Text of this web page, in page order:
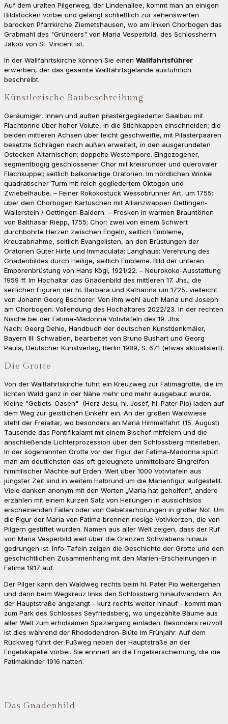
Auf dem uralten Pilgerweg, der Lindenallee, kommt man an einigen
Bildstöcken vorbei und gelangt schließlich zur sehenswerten
barocken Pfarrkirche Ziemetshausen, wo am linken Chorbogen das
Grabmahl des "Gründers" von Maria Vesperbild, des Schlossherrn
Jakob von St. Vincent ist.
In der Wallfahrtskirche können Sie einen Wallfahrtsführer
erwerben, der das gesamte Wallfahrtsgelände ausführlich
beschreibt.
Künstlerische Baubeschreibung
Geräumiger, innen und außen pilastergegliederter Saalbau mit
Flachtonne über hoher Volute, in die Stichkappen einschneiden; die
beiden mittleren Achsen über leicht geschweifte, mit Pilasterpaaren
besetzte Schrägen nach außen erweitert, in den ausgerundeten
Ostecken Altarnischen; doppelte Westempore. Eingezogener,
segmentbogig geschlossener Chor mit kreisrunder und querovaler
Flachkuppel; seitlich balkonartige Oratorien. Im nördlichen Winkel
quadratischer Turm mit reich gegliedertem Oktogon und
Zwiebelhaube. – Feiner Rokokostuck Wessobrunner Art, um 1755;
über dem Chorbogen Kartuschen mit Allianzwappen Oettingen-
Wallerstein / Oettingen-Baldern. – Fresken in warmen Brauntönen
von Balthasar Riepp, 1755; Chor: zwei von einem Schwert
durchbohrte Herzen zwischen Engeln, seitlich Embleme,
Kreuzabnahme, seitlich Evangelisten, an den Brüstungen der
Oratorien Guter Hirte und Immaculata; Langhaus: Verehrung des
Gnadenbildes durch Heilige, seitlich Embleme. Bild der unteren
Emporenbrüstung von Hans Kögl, 1921/22. – Neurokoko-Ausstattung
1959 ff. Im Hochaltar das Gnadenbild des mittleren 17. Jhs.; die
seitlichen Figuren der hl. Barbara und Katharina um 1725, vielleicht
von Johann Georg Bschorer. Von ihm wohl auch Maria und Joseph
am Chorbogen. Vollendung des Hochaltares 2022/23. In der rechten
Nische bei der Fatima-Madonna Votivtafeln des 19. Jhs.
Nach: Georg Dehio, Handbuch der deutschen Kunstdenkmäler,
Bayern III: Schwaben, bearbeitet von Bruno Bushart und Georg
Paula, Deutscher Kunstverlag, Berlin 1989, S. 671 (etwas aktualisiert).
Die Grotte
Von der Wallfahrtskirche führt ein Kreuzweg zur Fatimagrotte, die im
lichten Wald ganz in der Nähe mehr und mehr ausgebaut wurde.
Kleine "Gebets-Oasen" (Herz Jesu, hl. Josef, hl. Pater Pio) laden auf
dem Weg zur geistlichen Einkehr ein. An der großen Waldwiese
steht der Freialtar, wo besonders an Mariä Himmelfahrt (15. August)
Tausende das Pontifikalamt mit einem Bischof mitfeiern und die
anschließende Lichterprozession über den Schlossberg miterleben.
In der sogenannten Grotte vor der Figur der Fatima-Madonna spürt
man am deutlichsten das oft geleugnete unmittelbare Eingreifen
himmlischer Mächte auf Erden. Weit über 1000 Votivtafeln aus
jüngster Zeit sind in weitem Halbrund um die Marienfigur aufgestellt.
Viele danken anonym mit den Worten „Maria hat geholfen“, andere
erzählen mit einem kurzen Satz von Heilungen in aussichtslos
erscheinenden Fällen oder von Gebetserhörungen in großer Not. Um
die Figur der Maria von Fatima brennen riesige Votivkerzen, die von
Pilgern gestiftet wurden. Namen aus aller Welt zeigen, dass der Ruf
von Maria Vesperbild weit über die Grenzen Schwabens hinaus
gedrungen ist. Info-Tafeln zeigen die Geschichte der Grotte und den
geschichtlichen Zusammenhang mit den Marien-Erscheinungen in
Fatima 1917 auf.
Der Pilger kann den Waldweg rechts beim hl. Pater Pio weitergehen
und dann beim Wegkreuz links den Schlossberg hinaufwandern. An
der Hauptstraße angelangt - kurz rechts weiter hinauf - kommt man
zum Park des Schlosses Seyfriedsberg, wo ungezählte Bäume aus
aller Welt zum erholsamen Spaziergang einladen. Besonders reizvoll
ist dies während der Rhododendron-Blüte im Frühjahr. Auf dem
Rückweg führt der Fußweg neben der Hauptstraße an der
Engelskapelle vorbei. Sie erinnert an die Engelserscheinung, die die
Fatimakinder 1916 hatten.
Das Gnadenbild